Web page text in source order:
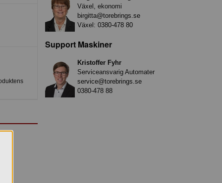
Växel, ekonomi
birgitta@torebrings.se
Växel: 0380-478 80
Support Maskiner
Kristoffer Fyhr
Serviceansvarig Automater
service@torebrings.se
0380-478 88